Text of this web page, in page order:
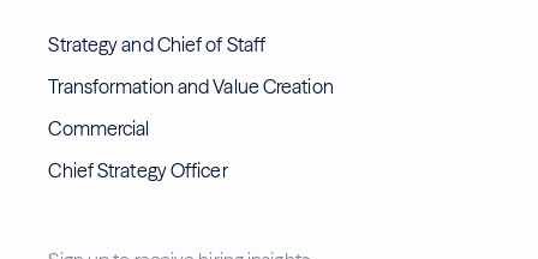
Strategy and Chief of Staff
Transformation and Value Creation
Commercial
Chief Strategy Officer